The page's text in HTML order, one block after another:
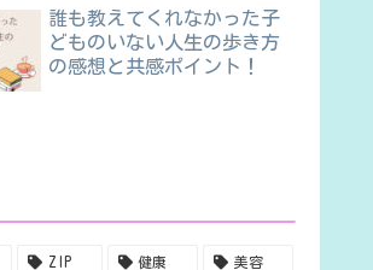
誰も教えてくれなかった子
どものいない人生の歩き方
の感想と共感ポイント！
ZIP 健康 美容